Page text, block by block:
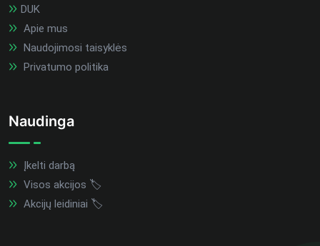
DUK
Apie mus
Naudojimosi taisyklės
Privatumo politika
Naudinga
Įkelti darbą
Visos akcijos 🏷️
Akcijų leidiniai 🏷️